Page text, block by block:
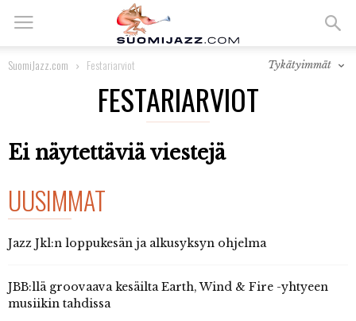
SuomiJazz.com Festariarviot Tykätyimmät
FESTARIARVIOT
Ei näytettäviä viestejä
UUSIMMAT
Jazz Jkl:n loppukesän ja alkusyksyn ohjelma
JBB:llä groovaava kesäilta Earth, Wind & Fire -yhtyeen
musiikin tahdissa